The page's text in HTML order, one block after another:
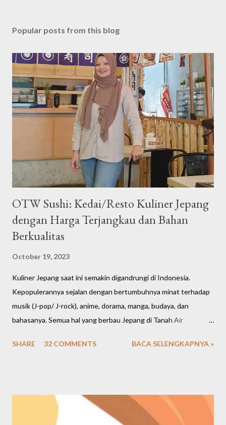
s
C
o
m
m
e
n
Popular posts from this blog
OTW Sushi: Kedai/Resto Kuliner Jepang
dengan Harga Terjangkau dan Bahan
Berkualitas
October 19, 2023
Kuliner Jepang saat ini semakin digandrungi di Indonesia.
Kepopulerannya sejalan dengan bertumbuhnya minat terhadap
musik (J-pop/ J-rock), anime, dorama, manga, budaya, dan
bahasanya. Semua hal yang berbau Jepang di Tanah Air
banyak mengusung tema Jepang, menawarkan banyak pilihan
kasih rekomendasi salah satu kedai/ resto Jepang favorit saya
sejak 2015-an, namanya OTW Sushi.
SHARE 32 COMMENTS BACA SELENGKAPNYA »